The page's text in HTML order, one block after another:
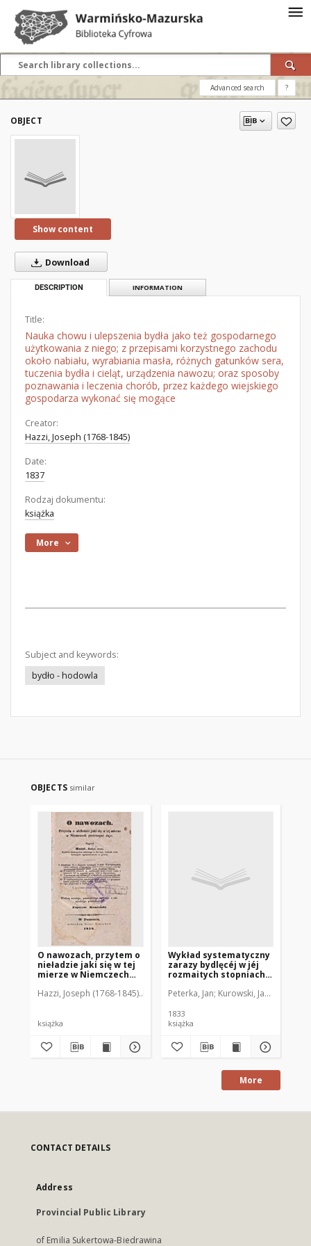
Advanced search ?
OBJECT
Show content
Download
DESCRIPTION INFORMATION
Title:
Nauka chowu i ulepszenia bydła jako też gospodarnego
użytkowania z niego; z przepisami korzystnego zachodu
około nabiału, wyrabiania masła, różnych gatunków sera,
tuczenia bydła i cieląt, urządzenia nawozu; oraz sposoby
poznawania i leczenia chorób, przez każdego wiejskiego
gospodarza wykonać się mogące
Creator:
Hazzi, Joseph (1768-1845)
Date:
1837
Rodzaj dokumentu:
książka
More
Subject and keywords:
bydło - hodowla
OBJECTS similar
O nawozach, przytem o
nieładzie jaki się w tej
mierze w Niemczech
Hazzi, Joseph (1768-1845) Kamieński, Napoleon Ludwik Felicjan
książka
Wykład systematyczny
zarazy bydlęcéj w jéj
rozmaitych stopniach,
innemi zaraźliwemi
środków szerzeniu się
onéj zapobiegających
przedmiot, przez
cesarza austryackiego
tudzież przez
towarzystwa uczone na
wypracowania podany
Peterka, Jan Kurowski, Jan
1833
książka
More
CONTACT DETAILS
Address
Provincial Public Library
of Emilia Sukertowa-Biedrawina